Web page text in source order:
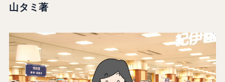
山タミ著